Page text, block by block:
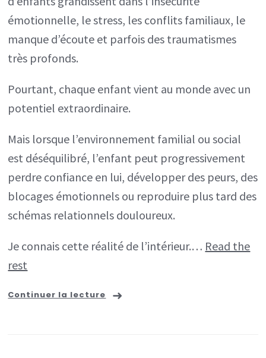
émotionnelle, le stress, les conflits familiaux, le
manque d’écoute et parfois des traumatismes
très profonds.
Pourtant, chaque enfant vient au monde avec un
potentiel extraordinaire.
Mais lorsque l’environnement familial ou social
est déséquilibré, l’enfant peut progressivement
perdre confiance en lui, développer des peurs, des
blocages émotionnels ou reproduire plus tard des
schémas relationnels douloureux.
Je connais cette réalité de l’intérieur.… Read the
rest
Continuer la lecture